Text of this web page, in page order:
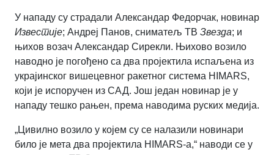
У нападу су страдали Александар Федорчак, новинар
Известије; Андреј Панов, сниматељ ТВ Звезда; и
њихов возач Александар Сирекли. Њихово возило
наводно је погођено са два пројектила испаљена из
украјинског вишецевног ракетног система HIMARS,
који је испоручен из САД. Још један новинар је у
нападу тешко рањен, према наводима руских медија.
„Цивилно возило у којем су се налазили новинари
било је мета два пројектила HIMARS-а,“ наводи се у